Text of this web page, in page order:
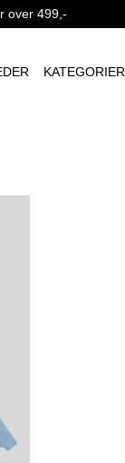
over 499,-
KATEGORIER